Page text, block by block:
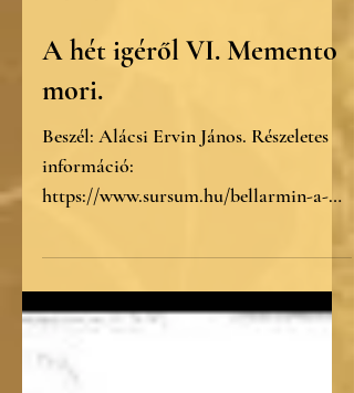
A hét igéről VI. Memento
mori.
Beszél: Alácsi Ervin János. Részeletes
információ:
het-igerol